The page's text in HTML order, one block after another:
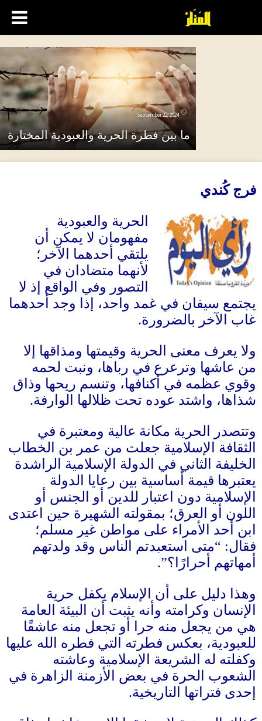
September 22, 2024
ما بين فطرة الحرية والعبودية المختارة
فرج كُندي
الحرية والعبودية
مفهومان لا يمكن أن
يلتقي أحدهما الآخر؛
لأنهما متضادان في
التصور وفي الواقع إذ لا
يجتمع سيفان في غمد واحد، إذا وجد أحدهما
غاب الآخر بالضرورة.
ولا يعرف معنى الحرية وقيمتها ومذاقها إلا
من عاشها وترعرع في رباها، ونبت لحمه
وقوي عظمه في أكنافها، وتنسم ريحها وذاق
شذاها، واشتد عوده تحت ظلالها الوارفة.
وتتصدر الحرية مكانة عالية ومعتبرة في
الثقافة الإسلامية جعلت من عمر بن الخطاب
الخليفة الثاني في الدولة الإسلامية الراشدة
يعتبرها قيمة أساسية بين رعايا الدولة
الإسلامية دون اعتبار للدين أو الجنس أو
اللون أو العرق؛ بمقولته الشهيرة حين اعتدى
ابن أحد الأمراء على مواطن غير مسلم؛
فقال: “متى استعبدتم الناس وقد ولدتهم
أمهاتهم أحرارًا؟”.
وهذا دليل على أن الإسلام يكفل حرية
الإنسان وكرامته وأنه يثبت أن البيئة العامة
هي من يجعل منه حرا أو تجعل منه عاشقًا
للعبودية، بعكس فطرته التي فطره الله عليها
وكفلته له الشريعة الإسلامية وعاشته
الشعوب الحرة في بعض الأزمنة الزاهرة في
إحدى فتراتها التاريخية.